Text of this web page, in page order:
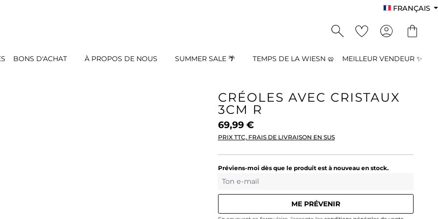
FRANÇAIS
BONS D'ACHAT À PROPOS DE NOUS SUMMER SALE 🌴 TEMPS DE LA WIESN 🥨 MEILLEUR VENDEUR ✨
CRÉOLES AVEC CRISTAUX
3CM R
69,99 €
PRIX TTC, FRAIS DE LIVRAISON EN SUS
Préviens-moi dès que le produit est à nouveau en stock.
Ton e-mail
ME PRÉVENIR